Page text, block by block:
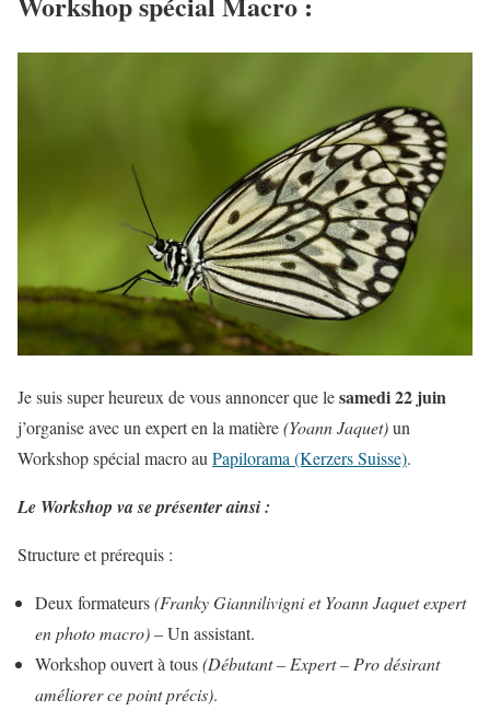
Je suis super heureux de vous annoncer que lesamedi22 juin
j’organise avec un expert en la matière(Yoann Jaquet)un
Workshop spécial macro au Papilorama (Kerzers Suisse).
Le Workshop va se présenter ainsi :
Structure et prérequis :
Deux formateurs(Franky Giannilivigni et Yoann Jaquet expert
en photo macro)– Un assistant.
Workshop ouvert à tous(Débutant – Expert – Pro désirant
améliorer ce point précis).